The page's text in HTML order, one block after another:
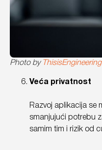
Photo by ThisisEngineering
Veća privatnost
Razvoj aplikacija se
smanjujući potrebu
samim tim i rizik od